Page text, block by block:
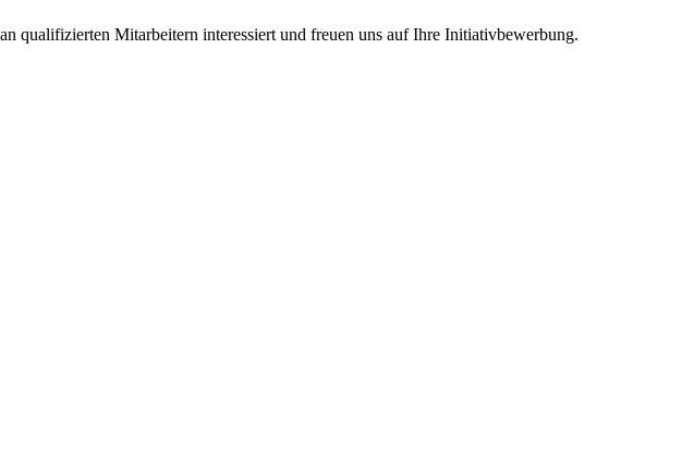
qualifizierten Mitarbeitern interessiert und freuen uns auf Ihre Initiativbewerbung.